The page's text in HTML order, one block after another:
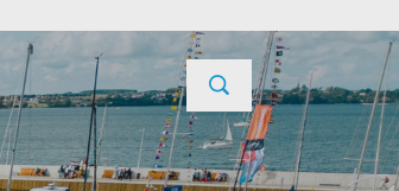
PROJEKTY UNIJNE KONTAKT